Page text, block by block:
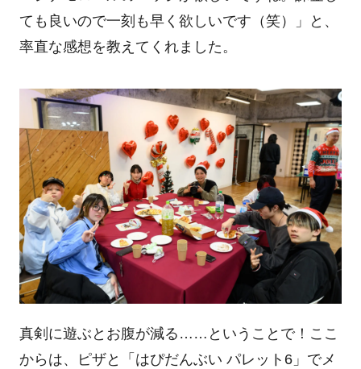
ても良いので一刻も早く欲しいです（笑）」と、
率直な感想を教えてくれました。
真剣に遊ぶとお腹が減る……ということで！ここ
からは、ピザと「はぴだんぶい パレット6」でメ